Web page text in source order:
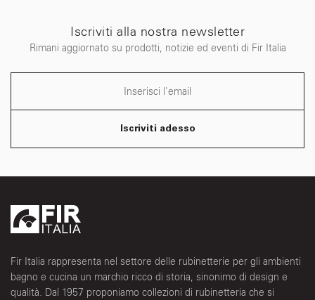
Iscriviti alla nostra newsletter
Rimani aggiornato su prodotti, notizie ed eventi di Fir Italia
Iscriviti adesso
Fir Italia rappresenta nel settore delle rubinetterie per gli ambienti
bagno e cucina un marchio ricco di storia, sinonimo di design e
qualità. Dal 1957 proponiamo collezioni di rubinetteria che si